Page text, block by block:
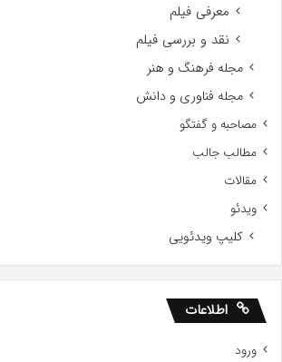
معرفی فیلم
نقد و بررسی فیلم
مجله فرهنگ و هنر
مجله فناوری و دانش
مصاحبه و گفتگو
مطالب جالب
مقالات
ویدئو
کلیپ ویدئویی
اطلاعات
ورود